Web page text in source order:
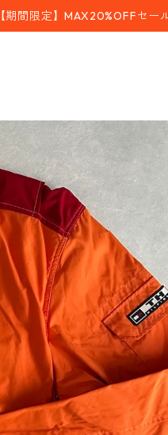
【期間限定】MAX20%OFFセー